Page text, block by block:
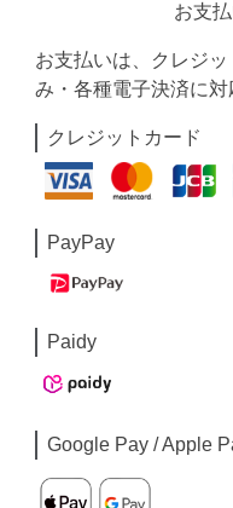
お支
お支払いは、クレジ
み・各種電子決済に対
クレジットカード
PayPay
Paidy
Google Pay / Apple